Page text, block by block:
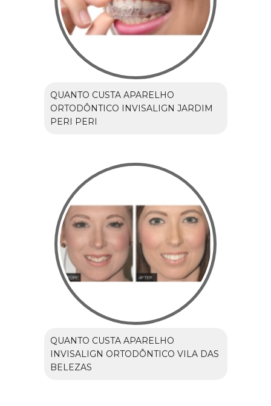
QUANTO CUSTA APARELHO
ORTODÔNTICO INVISALIGN JARDIM
PERI PERI
QUANTO CUSTA APARELHO
INVISALIGN ORTODÔNTICO VILA DAS
BELEZAS